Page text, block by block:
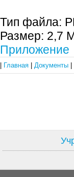
Тип файла:
Размер: 2,7
Приложение
Главная Документы